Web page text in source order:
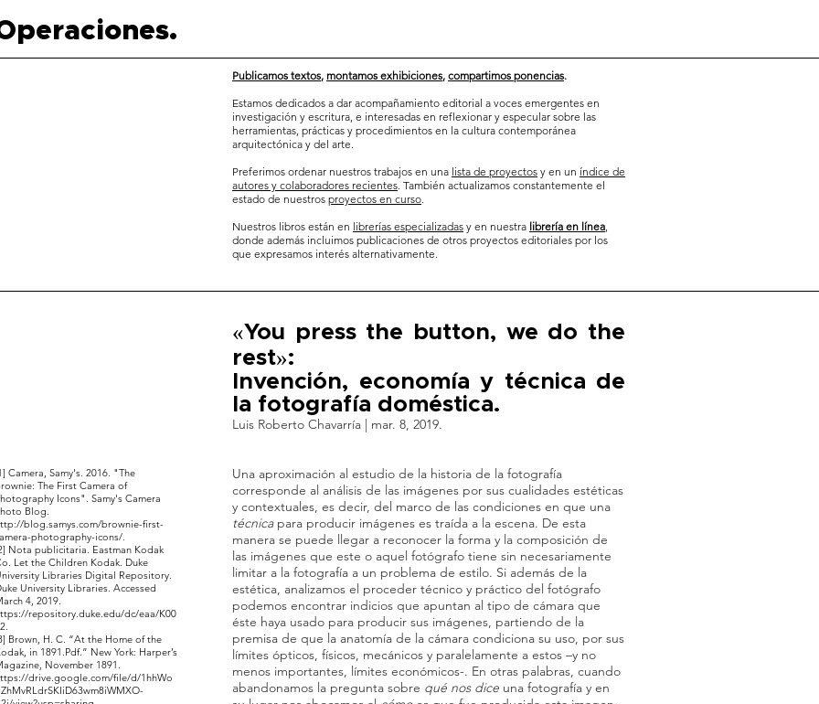
Publicamos textos, montamos exhibiciones, compartimos ponencias.
Estamos dedicados a dar acompañamiento editorial a voces emergentes en
investigación y escritura, e interesadas en reflexionar y especular sobre las
herramientas, prácticas y procedimientos en la cultura contemporánea
arquitectónica y del arte.
Preferimos ordenar nuestros trabajos en una lista de proyectos y en un índice de
autores y colaboradores recientes. También actualizamos constantemente el
estado de nuestros proyectos en curso.
Nuestros libros están en librerías especializadas y en nuestra librería en línea,
donde además incluimos publicaciones de otros proyectos editoriales por los
que expresamos interés alternativamente.
Camera, Samy's. 2016. "The
The First Camera of
Icons". Samy's Camera
Blog.
blog.samys.com/brownie-first-
photography-icons/.
Nota publicitaria. Eastman Kodak
Let the Children Kodak. Duke
Libraries Digital Repository.
University Libraries. Accessed
4, 2019.
repository.duke.edu/dc/eaa/K00
Brown, H. C. “At the Home of the
in 1891.Pdf.” New York: Harper’s
November 1891.
drive.google.com/file/d/1hhWo
«You press the button, we do the
rest»:
Invención, economía y técnica de
la fotografía doméstica.
Luis Roberto Chavarría | mar. 8, 2019.
Una aproximación al estudio de la historia de la fotografía
corresponde al análisis de las imágenes por sus cualidades estéticas
y contextuales, es decir, del marco de las condiciones en que una
técnicapara producir imágenes es traída a la escena. De esta
manera se puede llegar a reconocer la forma y la composición de
las imágenes que este o aquel fotógrafo tiene sin necesariamente
limitar a la fotografía a un problema de estilo. Si además de la
estética, analizamos el proceder técnico y práctico del fotógrafo
podemos encontrar indicios que apuntan al tipo de cámara que
éste haya usado para producir sus imágenes, partiendo de la
premisa de que la anatomía de la cámara condiciona su uso, por sus
límites ópticos, físicos, mecánicos y paralelamente a estos –y no
menos importantes, límites económicos-. En otras palabras, cuando
abandonamos la pregunta sobre qué nos dice una fotografía y en